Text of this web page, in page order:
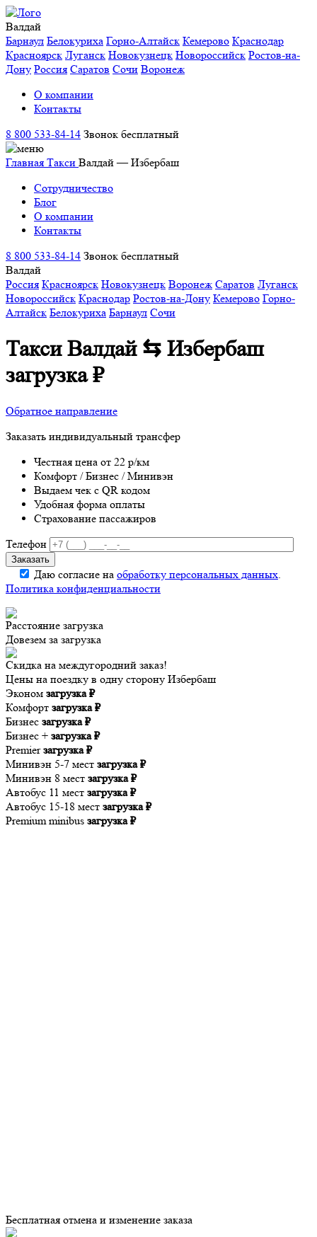
Валдай
Барнаул Белокуриха Горно-Алтайск Кемерово Краснодар
Красноярск Луганск Новокузнецк Новороссийск Ростов-на-
Дону Россия Саратов Сочи Воронеж
О компании
Контакты
8 800 533-84-14 Звонок бесплатный
Главная Такси Валдай — Избербаш
Сотрудничество
Блог
О компании
Контакты
8 800 533-84-14 Звонок бесплатный
Валдай
Россия Красноярск Новокузнецк Воронеж Саратов Луганск
Новороссийск Краснодар Ростов-на-Дону Кемерово Горно-
Алтайск Белокуриха Барнаул Сочи
Такси Валдай ⇆ Избербаш
загрузка₽
Обратное направление
Заказать индивидуальный трансфер
Честная цена от 22 р/км
Комфорт / Бизнес / Минивэн
Выдаем чек с QR кодом
Удобная форма оплаты
Страхование пассажиров
Телефон
Даю согласие на обработку персональных данных.
Политика конфиденциальности
Расстояние загрузка
Довезем за загрузка
Скидка на междугородний заказ!
Цены на поездку в одну сторону Избербаш
Эконом загрузка ₽
Комфорт загрузка ₽
Бизнес загрузка ₽
Бизнес + загрузка ₽
Premier загрузка ₽
Минивэн 5-7 мест загрузка ₽
Минивэн 8 мест загрузка ₽
Автобус 11 мест загрузка ₽
Автобус 15-18 мест загрузка ₽
Premium minibus загрузка ₽
Бесплатная отмена и изменение заказа